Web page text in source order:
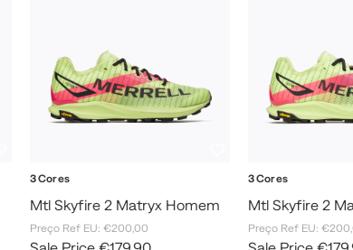
3 Cores
Mtl Skyfire 2 Matryx Homem
Preço Ref EU: €200,00
3 Cores
Mtl Skyfire 2
Preço Ref EU: